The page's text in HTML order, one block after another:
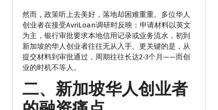
然而，政策听上去美好，落地却困难重重。多位华人
创业者在接受AvriLoan调研时反映：申请材料以英文
为主，银行审批要求本地信用记录或业务流水，初到
新加坡的华人创业者往往无从入手。更关键的是，从
提交材料到审批通过，周期往往长达2-3个月——而创
业的时机不等人。
二、新加坡华人创业者